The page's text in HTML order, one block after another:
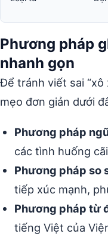
Phương pháp
nhanh gọn
Để tránh viết sai “xô
mẹo đơn giản dưới
Phương pháp
các tình huống
Phương pháp so
tiếp xúc mạnh,
Phương pháp từ
tiếng Việt của